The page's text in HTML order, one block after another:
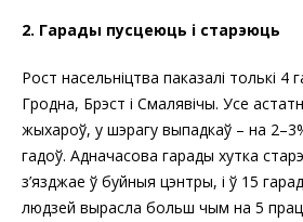
2. Гарады пусцеюць і старэюць
Рост насельніцтва паказалі толькі 4
Гродна, Брэст і Смалявічы. Усе
жыхароў, у шэрагу выпадкаў – на
гадоў. Адначасова гарады хутка
з’язджае ў буйныя цэнтры, і ў 15
людзей вырасла больш чым на 5